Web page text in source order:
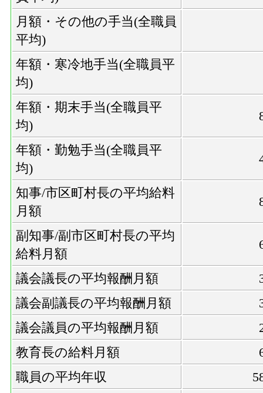
月額・その他の手当(全職員
平均)
年額・寒冷地手当(全職員平
均)
年額・期末手当(全職員平
均)
年額・勤勉手当(全職員平
均)
知事/市区町村長の平均給料
月額
副知事/副市区町村長の平均
給料月額
議会議長の平均報酬月額
議会副議長の平均報酬月額
議会議員の平均報酬月額
教育長の給料月額
職員の平均年収